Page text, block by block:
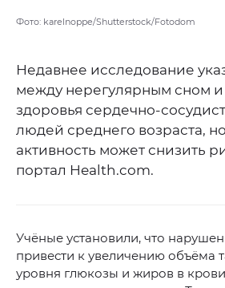
Фото: karelnoppe/Shutterstock/Fotodom
Недавнее исследование
между нерегулярным сном
здоровья сердечно-
людей среднего возраста,
активность может снизить
портал Health.com.
Учёные установили, что
привести к увеличению объёма
уровня глюкозы и жиров в